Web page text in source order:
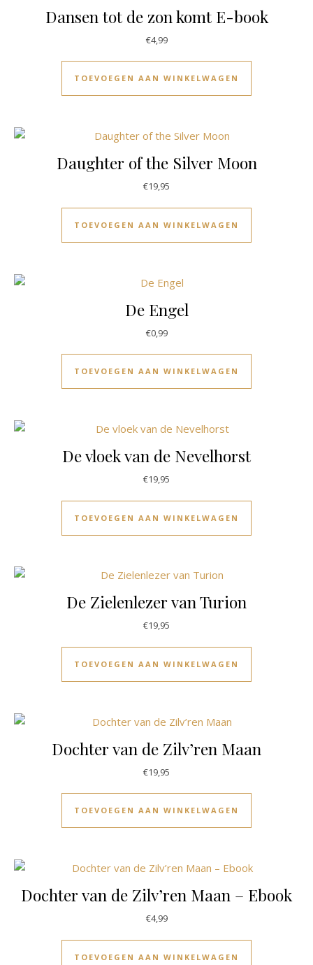
Dansen tot de zon komt E-book
€4,99
TOEVOEGEN AAN WINKELWAGEN
Daughter of the Silver Moon
€19,95
TOEVOEGEN AAN WINKELWAGEN
De Engel
€0,99
TOEVOEGEN AAN WINKELWAGEN
De vloek van de Nevelhorst
€19,95
TOEVOEGEN AAN WINKELWAGEN
De Zielenlezer van Turion
€19,95
TOEVOEGEN AAN WINKELWAGEN
Dochter van de Zilv’ren Maan
€19,95
TOEVOEGEN AAN WINKELWAGEN
Dochter van de Zilv’ren Maan – Ebook
€4,99
TOEVOEGEN AAN WINKELWAGEN